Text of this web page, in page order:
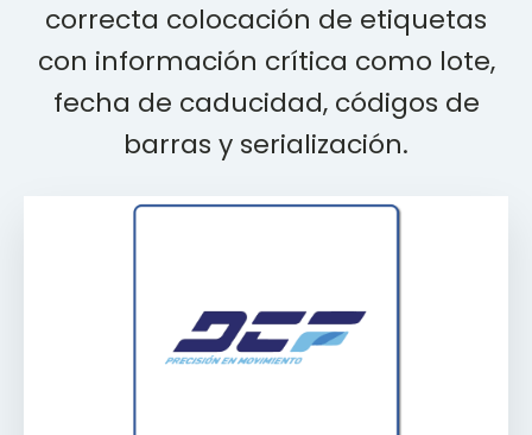
correcta colocación de etiquetas
con información crítica como lote,
fecha de caducidad, códigos de
barras y serialización.